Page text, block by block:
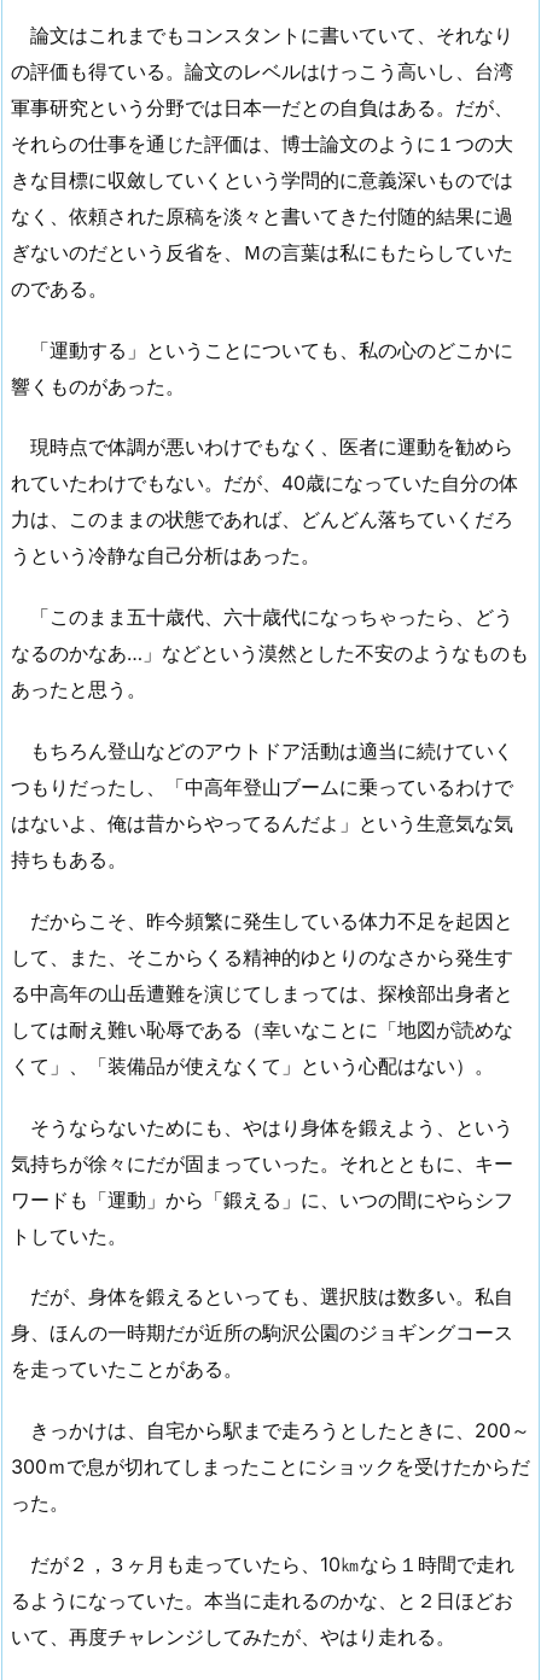
論文はこれまでもコンスタントに書いていて、それなり
の評価も得ている。論文のレベルはけっこう高いし、台湾
軍事研究という分野では日本一だとの自負はある。だが、
それらの仕事を通じた評価は、博士論文のように１つの大
きな目標に収斂していくという学問的に意義深いものでは
なく、依頼された原稿を淡々と書いてきた付随的結果に過
ぎないのだという反省を、Ｍの言葉は私にもたらしていた
のである。
「運動する」ということについても、私の心のどこかに
響くものがあった。
現時点で体調が悪いわけでもなく、医者に運動を勧めら
れていたわけでもない。だが、40歳になっていた自分の体
力は、このままの状態であれば、どんどん落ちていくだろ
うという冷静な自己分析はあった。
「このまま五十歳代、六十歳代になっちゃったら、どう
なるのかなあ…」などという漠然とした不安のようなものも
あったと思う。
もちろん登山などのアウトドア活動は適当に続けていく
つもりだったし、「中高年登山ブームに乗っているわけで
はないよ、俺は昔からやってるんだよ」という生意気な気
持ちもある。
だからこそ、昨今頻繁に発生している体力不足を起因と
して、また、そこからくる精神的ゆとりのなさから発生す
る中高年の山岳遭難を演じてしまっては、探検部出身者と
しては耐え難い恥辱である（幸いなことに「地図が読めな
くて」、「装備品が使えなくて」という心配はない）。
そうならないためにも、やはり身体を鍛えよう、という
気持ちが徐々にだが固まっていった。それとともに、キー
ワードも「運動」から「鍛える」に、いつの間にやらシフ
トしていた。
だが、身体を鍛えるといっても、選択肢は数多い。私自
身、ほんの一時期だが近所の駒沢公園のジョギングコース
を走っていたことがある。
きっかけは、自宅から駅まで走ろうとしたときに、200～
300ｍで息が切れてしまったことにショックを受けたからだ
った。
だが２，３ヶ月も走っていたら、10㎞なら１時間で走れ
るようになっていた。本当に走れるのかな、と２日ほどお
いて、再度チャレンジしてみたが、やはり走れる。